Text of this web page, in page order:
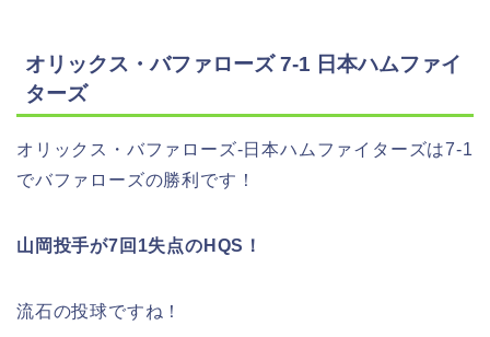
オリックス・バファローズ 7-1 日本ハムファイ
ターズ
オリックス・バファローズ-日本ハムファイターズは7-1
でバファローズの勝利です！
山岡投手が7回1失点のHQS！
流石の投球ですね！